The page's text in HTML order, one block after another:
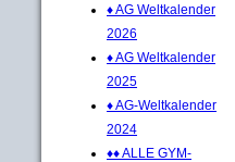
♦ AG Weltkalender
2026
♦ AG Weltkalender
2025
♦ AG-Weltkalender
2024
♦♦ ALLE GYM-